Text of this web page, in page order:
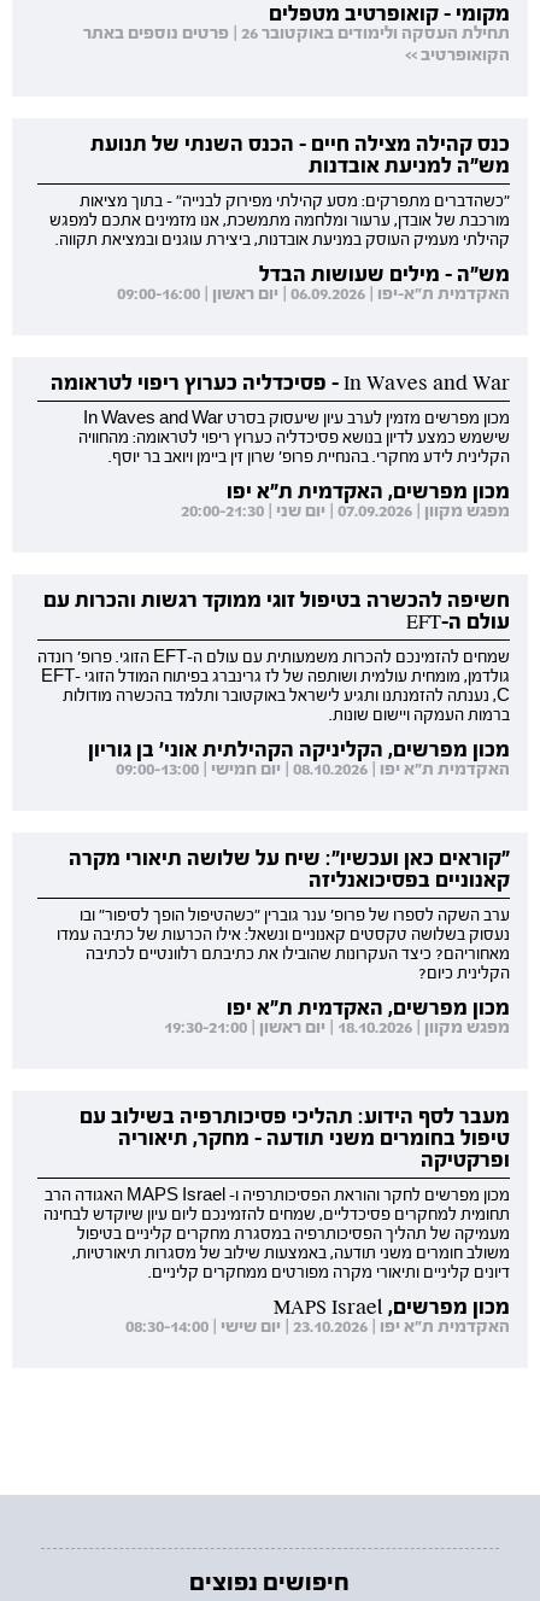
מקומי - קואופרטיב מטפלים
תחילת העסקה ולימודים באוקטובר 26 | פרטים נוספים באתר
הקואופרטיב >>
כנס קהילה מצילה חיים - הכנס השנתי של תנועת
מש"ה למניעת אובדנות
"כשהדברים מתפרקים: מסע קהילתי מפירוק לבנייה" - בתוך מציאות
מורכבת של אובדן, ערעור ומלחמה מתמשכת, אנו מזמינים אתכם למפגש
קהילתי מעמיק העוסק במניעת אובדנות, ביצירת עוגנים ובמציאת תקווה.
מש"ה - מילים שעושות הבדל
האקדמית ת"א-יפו | 06.09.2026 | יום ראשון | 09:00-16:00
In Waves and War - פסיכדליה כערוץ ריפוי לטראומה
מכון מפרשים מזמין לערב עיון שיעסוק בסרט In Waves and War
שישמש כמצע לדיון בנושא פסיכדליה כערוץ ריפוי לטראומה: מהחוויה
הקלינית לידע מחקרי. בהנחיית פרופ' שרון זין ביימן ויואב בר יוסף.
מכון מפרשים, האקדמית ת"א יפו
מפגש מקוון | 07.09.2026 | יום שני | 20:00-21:30
חשיפה להכשרה בטיפול זוגי ממוקד רגשות והכרות עם
עולם ה-EFT
שמחים להזמינכם להכרות משמעותית עם עולם ה-EFT הזוגי. פרופ' רונדה
גולדמן, מומחית עולמית ושותפה של לז גרינברג בפיתוח המודל הזוגי EFT-
C, נענתה להזמנתנו ותגיע לישראל באוקטובר ותלמד בהכשרה מודולות
ברמות העמקה ויישום שונות.
מכון מפרשים, הקליניקה הקהילתית אוני' בן גוריון
האקדמית ת"א יפו | 08.10.2026 | יום חמישי | 09:00-13:00
"קוראים כאן ועכשיו": שיח על שלושה תיאורי מקרה
קאנוניים בפסיכואנליזה
ערב השקה לספרו של פרופ' ענר גוברין "כשהטיפול הופך לסיפור" ובו
נעסוק בשלושה טקסטים קאנוניים ונשאל: אילו הכרעות של כתיבה עמדו
מאחוריהם? כיצד העקרונות שהובילו את כתיבתם רלוונטיים לכתיבה
הקלינית כיום?
מכון מפרשים, האקדמית ת"א יפו
מפגש מקוון | 18.10.2026 | יום ראשון | 19:30-21:00
מעבר לסף הידוע: תהליכי פסיכותרפיה בשילוב עם
טיפול בחומרים משני תודעה - מחקר, תיאוריה
ופרקטיקה
מכון מפרשים לחקר והוראת הפסיכותרפיה ו- MAPS Israel האגודה הרב
תחומית למחקרים פסיכדליים, שמחים להזמינכם ליום עיון שיוקדש לבחינה
מעמיקה של תהליך הפסיכותרפיה במסגרת מחקרים קליניים בטיפול
משולב חומרים משני תודעה, באמצעות שילוב של מסגרות תיאורטיות,
דיונים קליניים ותיאורי מקרה מפורטים ממחקרים קליניים.
מכון מפרשים, MAPS Israel
האקדמית ת"א יפו | 23.10.2026 | יום שישי | 08:30-14:00
חיפושים נפוצים